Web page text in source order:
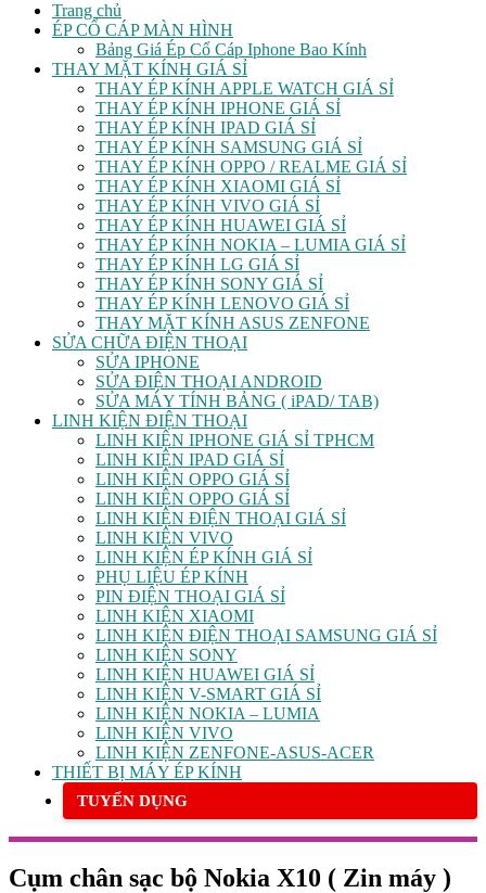
Trang chủ
ÉP CỔ CÁP MÀN HÌNH
Bảng Giá Ép Cổ Cáp Iphone Bao Kính
THAY MẶT KÍNH GIÁ SỈ
THAY ÉP KÍNH APPLE WATCH GIÁ SỈ
THAY ÉP KÍNH IPHONE GIÁ SỈ
THAY ÉP KÍNH IPAD GIÁ SỈ
THAY ÉP KÍNH SAMSUNG GIÁ SỈ
THAY ÉP KÍNH OPPO / REALME GIÁ SỈ
THAY ÉP KÍNH XIAOMI GIÁ SỈ
THAY ÉP KÍNH VIVO GIÁ SỈ
THAY ÉP KÍNH HUAWEI GIÁ SỈ
THAY ÉP KÍNH NOKIA – LUMIA GIÁ SỈ
THAY ÉP KÍNH LG GIÁ SỈ
THAY ÉP KÍNH SONY GIÁ SỈ
THAY ÉP KÍNH LENOVO GIÁ SỈ
THAY MẶT KÍNH ASUS ZENFONE
SỬA CHỮA ĐIỆN THOẠI
SỬA IPHONE
SỬA ĐIỆN THOẠI ANDROID
SỬA MÁY TÍNH BẢNG ( iPAD/ TAB)
LINH KIỆN ĐIỆN THOẠI
LINH KIỆN IPHONE GIÁ SỈ TPHCM
LINH KIỆN IPAD GIÁ SỈ
LINH KIỆN OPPO GIÁ SỈ
LINH KIỆN OPPO GIÁ SỈ
LINH KIỆN ĐIỆN THOẠI GIÁ SỈ
LINH KIỆN VIVO
LINH KIỆN ÉP KÍNH GIÁ SỈ
PHỤ LIỆU ÉP KÍNH
PIN ĐIỆN THOẠI GIÁ SỈ
LINH KIỆN XIAOMI
LINH KIỆN ĐIỆN THOẠI SAMSUNG GIÁ SỈ
LINH KIỆN SONY
LINH KIỆN HUAWEI GIÁ SỈ
LINH KIỆN V-SMART GIÁ SỈ
LINH KIỆN NOKIA – LUMIA
LINH KIỆN VIVO
LINH KIỆN ZENFONE-ASUS-ACER
THIẾT BỊ MÁY ÉP KÍNH
TUYỂN DỤNG
Cụm chân sạc bộ Nokia X10 ( Zin máy )